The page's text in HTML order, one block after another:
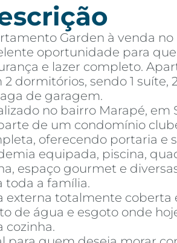
Garden à venda no
oportunidade para
e lazer completo.
2 dormitórios, sendo 1 suíte,
de garagem.
no bairro Marapé, em
de um condomínio
oferecendo portaria e
equipada, piscina,
espaço gourmet e
toda a família.
externa totalmente coberta
de água e esgoto onde
cozinha.